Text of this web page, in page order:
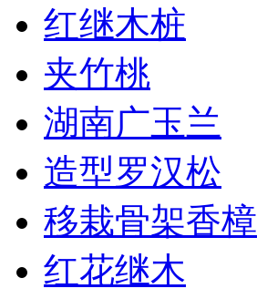
红继木桩
夹竹桃
湖南广玉兰
造型罗汉松
移栽骨架香樟
红花继木